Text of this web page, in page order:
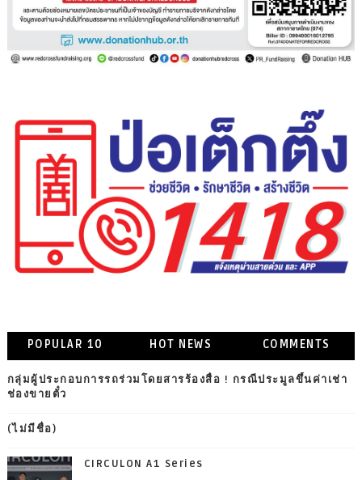
POPULAR 10 HOT NEWS COMMENTS
กลุ่มผู้ประกอบการรถร่วมโดยสารร้องสื่อ ! กรณีประมูลขึ้นค่าเช่า
ช่องขายตั๋ว
(ไม่มีชื่อ)
CIRCULON A1 Series